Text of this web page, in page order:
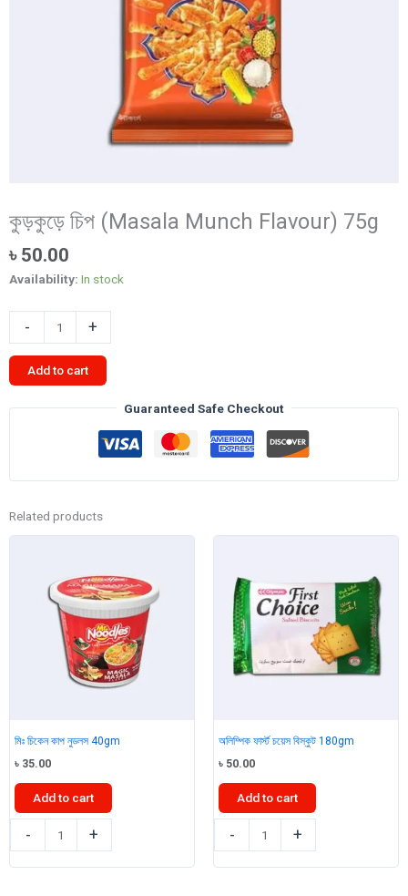
কুড়কুড়ে চিপ (Masala Munch Flavour) 75g
৳ 50.00
Availability: In stock
-
চিপ
(Masala
Munch
+
Add to cart
Guaranteed Safe Checkout
Related products
মিঃ চিকেন কাপ নুডলস 40gm
৳ 35.00
Add to cart
-
চিকেন
কাপ
+
অলিম্পিক ফার্স্ট চয়েস বিস্কুট 180gm
৳ 50.00
Add to cart
-
ফার্স্ট
চয়েস
+